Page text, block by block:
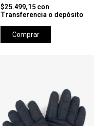
$25.499,15 con
Transferencia o depósito
Comprar